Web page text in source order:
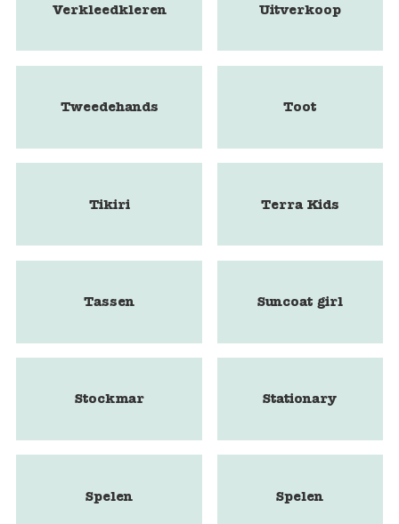
Verkleedkleren Uitverkoop
Tweedehands Toot
Tikiri Terra Kids
Tassen Suncoat girl
Stockmar Stationary
Spelen Spelen